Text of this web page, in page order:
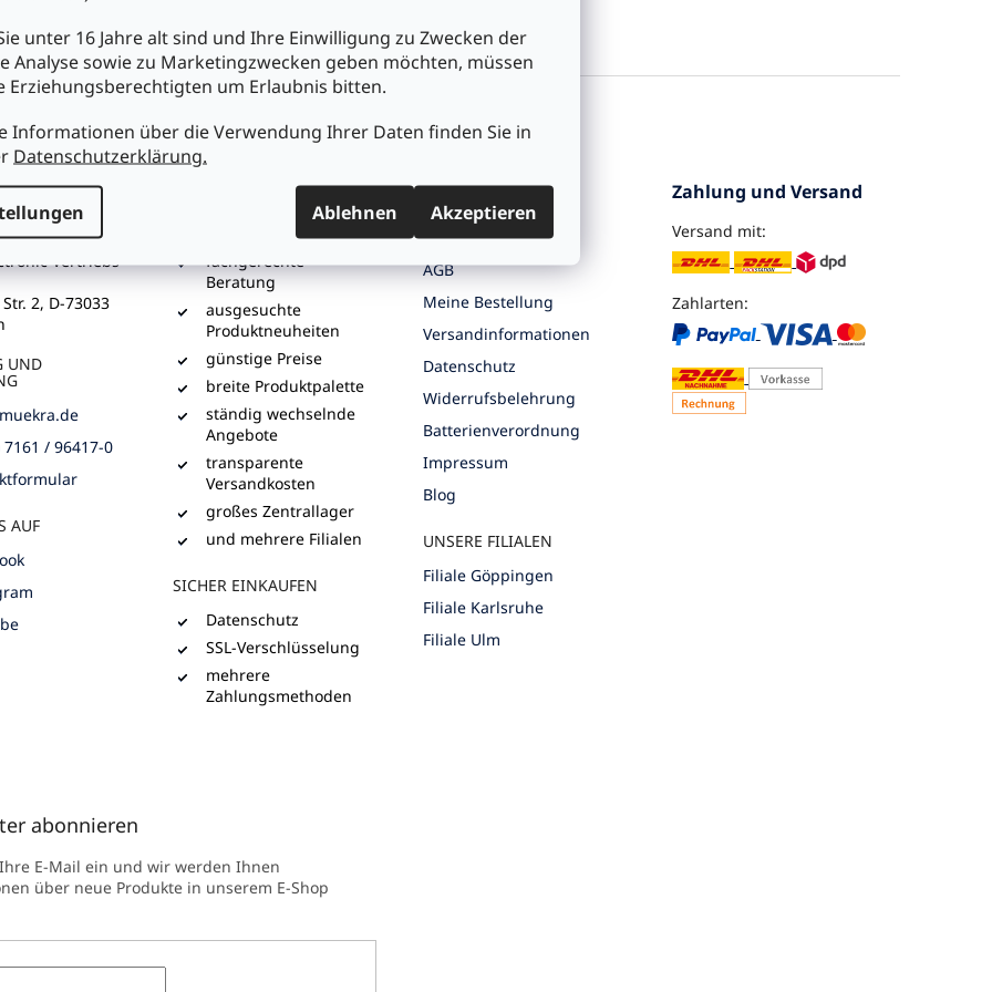
unter 16 Jahre alt sind und Ihre Einwilligung zu Zwecken der
Analyse sowie zu Marketingzwecken geben möchten, müssen
Erziehungsberechtigten um Erlaubnis bitten.
Informationen über die Verwendung Ihrer Daten finden Sie in
Datenschutzerklärung.
Ablehnen Akzeptieren
du uns
Vertriebs
2, D-73033
UND
muekra.de
7161 / 96417-0
AUF
Einkaufen bei Mükra
Ihr Partner seit 1979
fachgerechte
Beratung
ausgesuchte
Produktneuheiten
günstige Preise
breite Produktpalette
ständig wechselnde
Angebote
transparente
Versandkosten
großes Zentrallager
und mehrere Filialen
SICHER EINKAUFEN
Datenschutz
SSL-Verschlüsselung
mehrere
Zahlungsmethoden
Kundenservice
Über Mükra
AGB
Meine Bestellung
Versandinformationen
Datenschutz
Widerrufsbelehrung
Batterienverordnung
Impressum
Blog
UNSERE FILIALEN
Filiale Göppingen
Filiale Karlsruhe
Filiale Ulm
Zahlung und Versand
Versand mit:
Zahlarten:
abonnieren
E-Mail ein und wir werden Ihnen
über neue Produkte in unserem E-Shop